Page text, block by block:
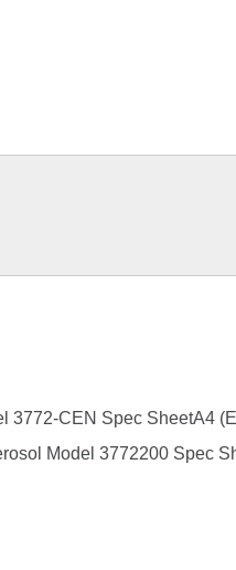
3772-CEN Spec SheetA4
Model 3772200 Spec